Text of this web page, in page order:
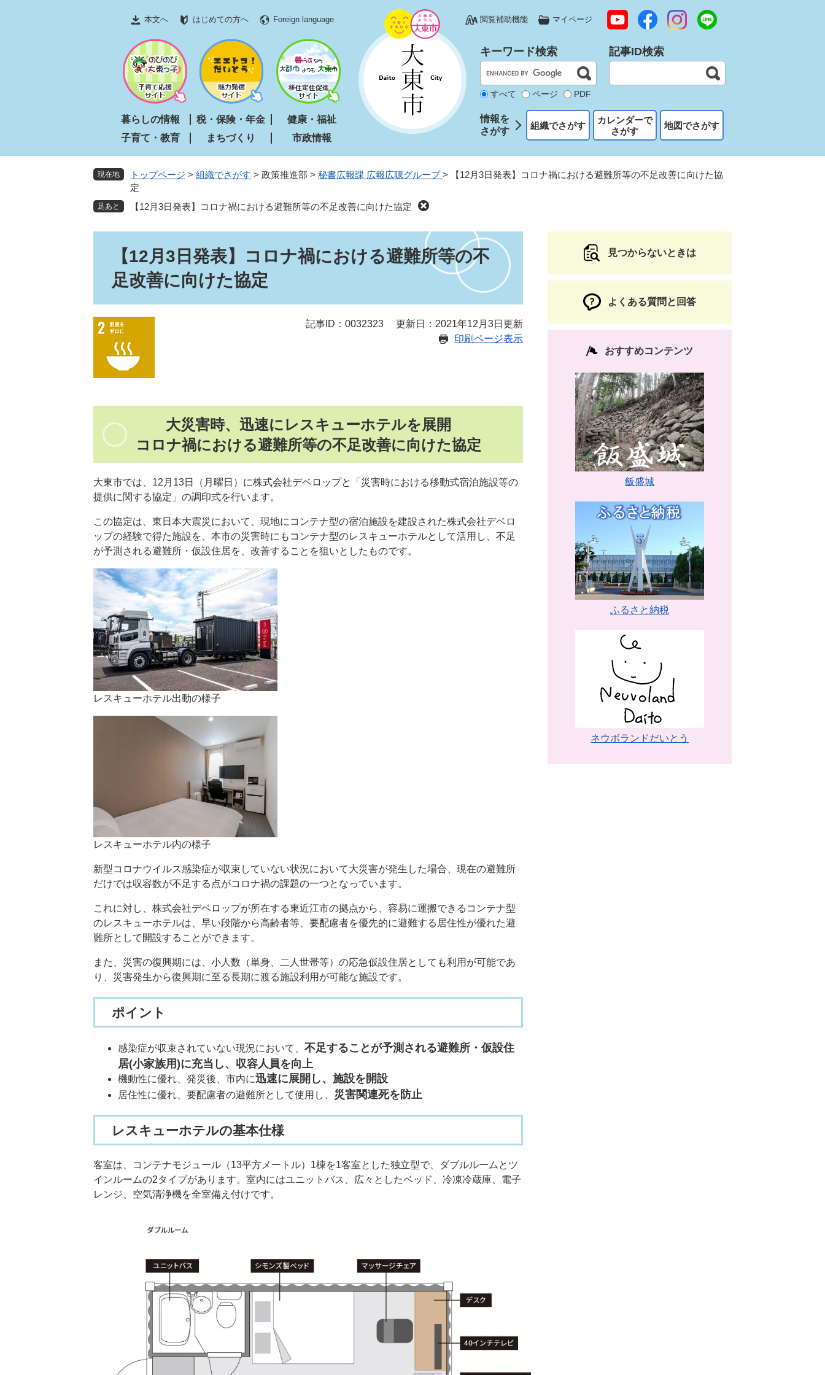
文
本文へ はじめての方へ Foreign language 閲覧補助機能 マイページ
暮らしの情報 税・保険・年金
健康・福祉
子育て・教育
まちづくり 市政情報
キーワード検索
すべて ページ PDF
記事ID検索
情報を
さがす
組織でさがす
カレンダーで
さがす
地図でさがす
現在地 トップページ > 組織でさがす > 政策推進部 > 秘書広報課 広報広聴グループ>
【12月3日発表】コロナ禍における避難所等の不足改善に向けた協
定
【12月3日発表】コロナ禍における避難所等の不足改善に向けた協定
【12月3日発表】コロナ禍における避難所等の不
足改善に向けた協定
記事ID：0032323
更新日：2021年12月3日更新
印刷ページ表示
大災害時、迅速にレスキューホテルを展開
コロナ禍における避難所等の不足改善に向けた協定
大東市では、12月13日（月曜日）に株式会社デベロップと「災害時における移動式宿泊施設等の
提供に関する協定」の調印式を行います。
この協定は、東日本大震災において、現地にコンテナ型の宿泊施設を建設された株式会社デベロ
ップの経験で得た施設を、本市の災害時にもコンテナ型のレスキューホテルとして活用し、不足
が予測される避難所・仮設住居を、改善することを狙いとしたものです。
レスキューホテル出動の様子
レスキューホテル内の様子
新型コロナウイルス感染症が収束していない状況において大災害が発生した場合、現在の避難所
だけでは収容数が不足する点がコロナ禍の課題の一つとなっています。
これに対し、株式会社デベロップが所在する東近江市の拠点から、容易に運搬できるコンテナ型
のレスキューホテルは、早い段階から高齢者等、要配慮者を優先的に避難する居住性が優れた避
難所として開設することができます。
また、災害の復興期には、小人数（単身、二人世帯等）の応急仮設住居としても利用が可能であ
り、災害発生から復興期に至る長期に渡る施設利用が可能な施設です。
ポイント
感染症が収束されていない現況において、 不足することが予測される避難所・仮設住
居(小家族用)に充当し、収容人員を向上
機動性に優れ、発災後、市内に迅速に展開し、施設を開設
居住性に優れ、要配慮者の避難所として使用し、 災害関連死を防止
レスキューホテルの基本仕様
客室は、コンテナモジュール（13平方メートル）1棟を1客室とした独立型で、ダブルルームとツ
インルームの2タイプがあります。室内にはユニットバス、広々としたベッド、冷凍冷蔵庫、電子
レンジ、空気清浄機を全室備え付けです。
見つからないときは
よくある質問と回答
おすすめコンテンツ
飯盛城
ふるさと納税
ネウボランドだいとう